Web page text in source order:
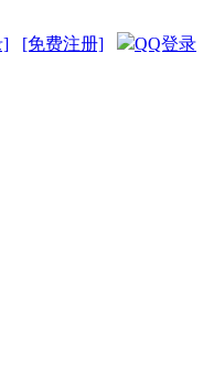
] [免费注册]
QQ登录